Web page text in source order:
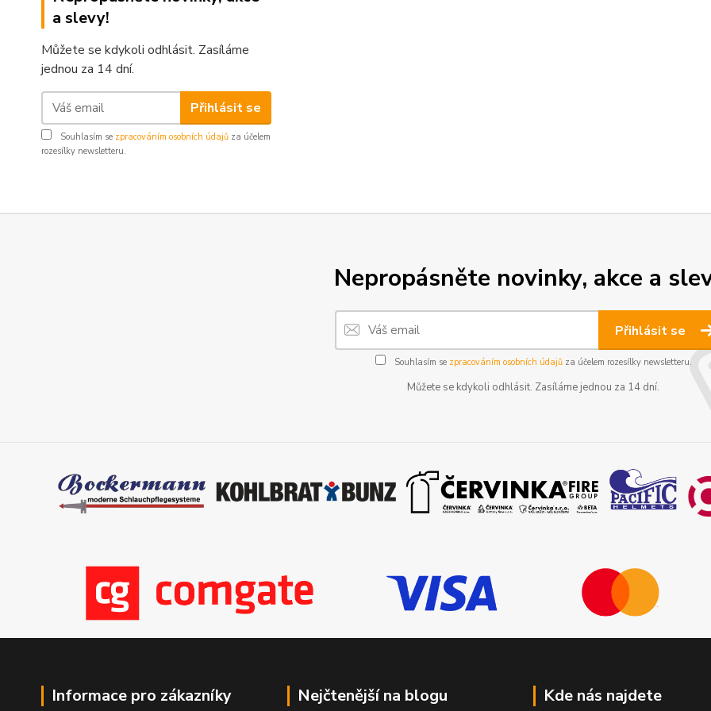
a slevy!
Můžete se kdykoli odhlásit. Zasíláme
jednou za 14 dní.
Přihlásit se
Souhlasím se zpracováním osobních údajů za účelem
rozesílky newsletteru.
Nepropásněte novinky, akce a
Přihlásit se
Souhlasím se zpracováním osobních údajůza účelem rozesílky newsletteru.
Můžete se kdykoli odhlásit. Zasíláme jednou za 14 dní.
Informace pro zákazníky Nejčtenější na blogu Kde nás najdete